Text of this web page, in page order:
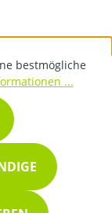
bestmögliche
...